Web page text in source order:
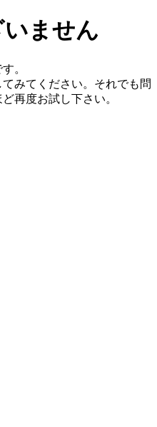
ません
。
みてください。それでも問
再度お試し下さい。